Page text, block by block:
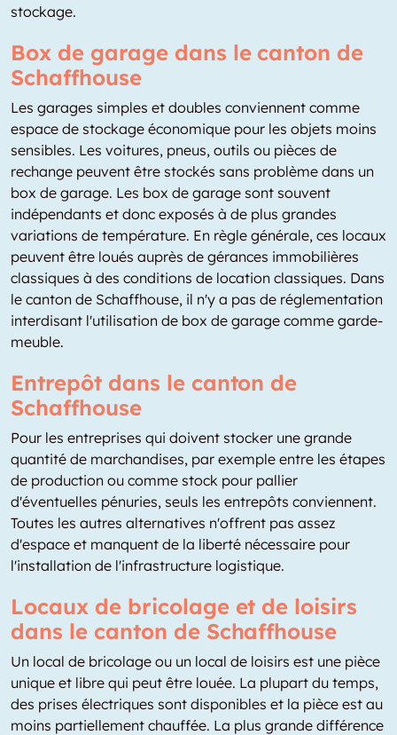
stockage.
Box de garage dans le canton de
Schaffhouse
Les garages simples et doubles conviennent comme
espace de stockage économique pour les objets moins
sensibles. Les voitures, pneus, outils ou pièces de
rechange peuvent être stockés sans problème dans un
box de garage. Les box de garage sont souvent
indépendants et donc exposés à de plus grandes
variations de température. En règle générale, ces locaux
peuvent être loués auprès de gérances immobilières
classiques à des conditions de location classiques. Dans
le canton de Schaffhouse, il n'y a pas de réglementation
interdisant l'utilisation de box de garage comme garde-
meuble.
Entrepôt dans le canton de
Schaffhouse
Pour les entreprises qui doivent stocker une grande
quantité de marchandises, par exemple entre les étapes
de production ou comme stock pour pallier
d'éventuelles pénuries, seuls les entrepôts conviennent.
Toutes les autres alternatives n'offrent pas assez
d'espace et manquent de la liberté nécessaire pour
l'installation de l'infrastructure logistique.
Locaux de bricolage et de loisirs
dans le canton de Schaffhouse
Un local de bricolage ou un local de loisirs est une pièce
unique et libre qui peut être louée. La plupart du temps,
des prises électriques sont disponibles et la pièce est au
moins partiellement chauffée. La plus grande différence